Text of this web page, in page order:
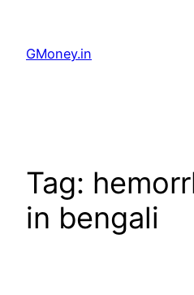
GMoney.in
Tag:
in bengali